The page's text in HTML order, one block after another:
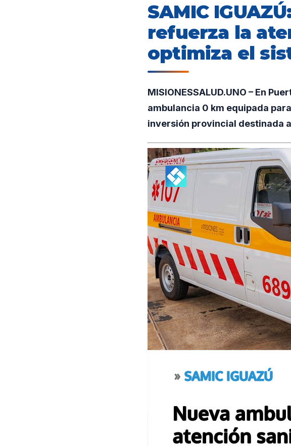
SAMIC
refuerza la
optimiza el
MISIONESSALUD.UNO – En
ambulancia 0 km equipada
inversión provincial destinada